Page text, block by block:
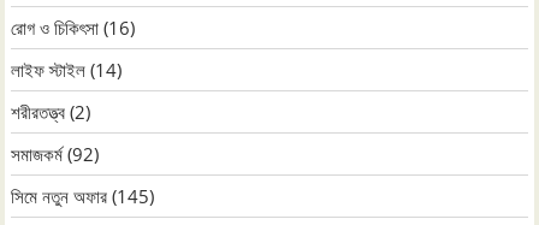
রোগ ও চিকিৎসা (16)
লাইফ স্টাইল (14)
শরীরতত্ত্ব (2)
সমাজকর্ম(92)
সিমে নতুন ‍অফার (145)